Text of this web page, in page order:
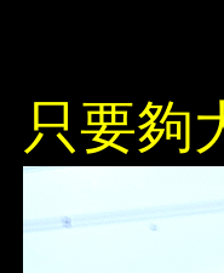
只要夠